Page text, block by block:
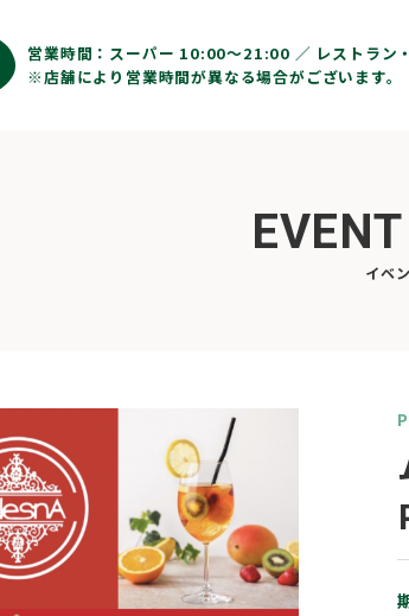
営業時間： スーパー 10:00〜21:00 ／ レストラン
※店舗により営業時間が異なる場合がございます。
イベ